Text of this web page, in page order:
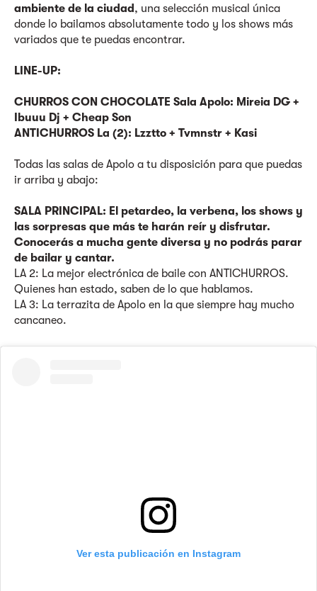
ambiente de la ciudad , una selección musical única
donde lo bailamos absolutamente todo y los shows más
variados que te puedas encontrar.
LINE-UP:
CHURROS CON CHOCOLATE Sala Apolo: Mireia DG +
Ibuuu Dj + Cheap Son
ANTICHURROS La (2): Lzztto + Tvmnstr + Kasi
Todas las salas de Apolo a tu disposición para que puedas
ir arriba y abajo:
SALA PRINCIPAL: El petardeo, la verbena, los shows y
las sorpresas que más te harán reír y disfrutar.
Conocerás a mucha gente diversa y no podrás parar
de bailar y cantar.
LA 2: La mejor electrónica de baile con ANTICHURROS.
Quienes han estado, saben de lo que hablamos.
LA 3: La terrazita de Apolo en la que siempre hay mucho
cancaneo.
Ver esta publicación en Instagram